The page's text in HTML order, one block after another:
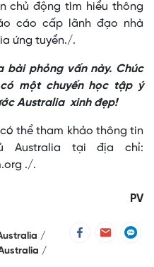
chủ động tìm hiểu thông
cáo cấp lãnh đạo nhà
ứng tuyển./.
bài phỏng vấn này. Chúc
một chuyến học tập ý
Australia xinh đẹp!
thể tham khảo thông tin
Australia tại địa chỉ:
./.
PV